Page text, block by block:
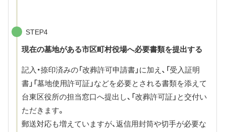
STEP4
現在の墓地がある市区町村役場へ必要書類を提出する
記入・捺印済みの「改葬許可申請書」に加え、「受入証明
書」「墓地使用許可証」などを必要とされる書類を添えて
台東区役所の担当窓口へ提出し、「改葬許可証」と交付い
ただきます。
郵送対応も増えていますが、返信用封筒や切手が必要な